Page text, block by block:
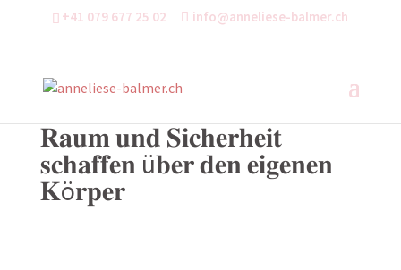
+41 079 677 25 02 info@anneliese-balmer.ch
𝐑𝐚𝐮𝐦 𝐮𝐧𝐝 𝐒𝐢𝐜𝐡𝐞𝐫𝐡𝐞𝐢𝐭
𝐬𝐜𝐡𝐚𝐟𝐟𝐞𝐧 ü𝐛𝐞𝐫 𝐝𝐞𝐧 𝐞𝐢𝐠𝐞𝐧𝐞𝐧
𝐊ö𝐫𝐩𝐞𝐫